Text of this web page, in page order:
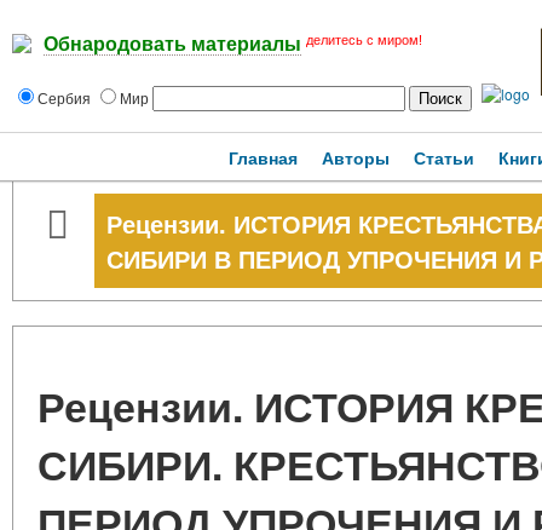
Обнародовать материалы делитесь с миром!
Сербия Мир
Главная Авторы Статьи
Рецензии. ИСТОРИЯ
СИБИРИ В ПЕРИОД УПРОЧЕНИЯ И
Рецензии. ИСТОРИЯ
СИБИРИ.